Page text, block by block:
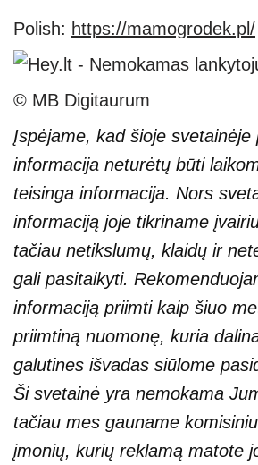
Polish: https://mamogrodek.pl/
© MB Digitaurum
Įspėjame, kad šioje svetainėje
informacija neturėtų būti
teisinga informacija. Nors
informaciją joje tikriname
tačiau netikslumų, klaidų ir
gali pasitaikyti.
informaciją priimti kaip šiuo
priimtiną nuomonę, kuria
galutines išvadas siūlome
Ši svetainė yra nemokama
tačiau mes gauname
įmonių, kurių reklamą matote